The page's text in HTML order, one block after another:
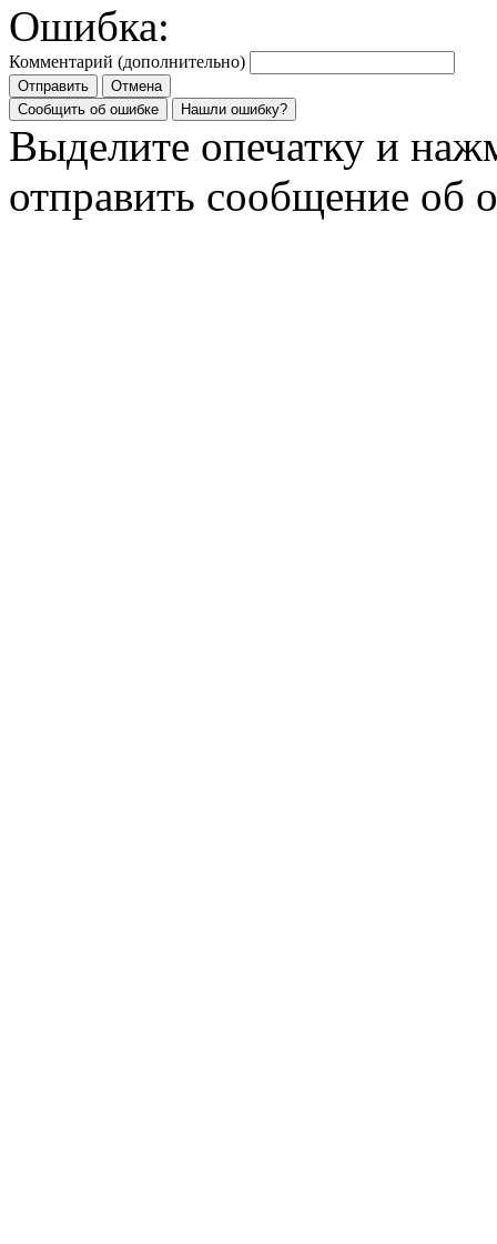
Ошибка:
Комментарий (дополнительно)
Отправить
Отмена
Сообщить об ошибке
Нашли ошибку?
Выделите опечатку и
отправить сообщение об